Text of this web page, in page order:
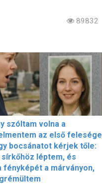
89832
szóltam volna a
az első felesége
bocsánatot kérjek tőle:
sírkőhöz léptem, és
fényképét a márványon,